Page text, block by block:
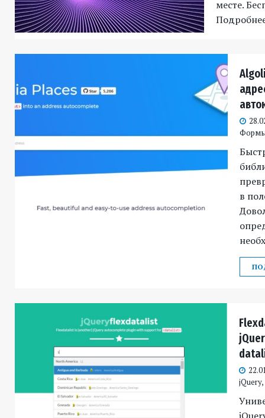
месте.
в
jQuery,